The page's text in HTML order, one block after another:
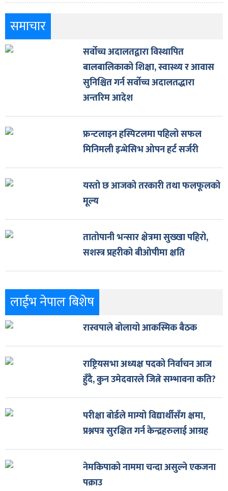
समाचार
सर्वोच्च अदालतद्वारा विस्थापित
बालबालिकाको शिक्षा, स्वास्थ्य र आवास
सुनिश्चित गर्न सर्वोच्च अदालतद्धारा
अन्तरिम आदेश
फ्रन्टलाइन हस्पिटलमा पहिलो सफल
मिनिमली इन्भेसिभ ओपन हर्ट सर्जरी
यस्तो छ आजको तरकारी तथा फलफूलको
मूल्य
तातोपानी भन्सार क्षेत्रमा सुख्खा पहिरो,
सशस्त्र प्रहरीको बीओपीमा क्षति
लाईभ नेपाल बिशेष
रास्वपाले बोलायो आकस्मिक बैठक
राष्ट्रियसभा अध्यक्ष पदको निर्वाचन आज
हुँदै, कुन उमेदवारले जित्ने सम्भावना कति?
परीक्षा बोर्डले माग्यो विद्यार्थीसँग क्षमा,
प्रश्नपत्र सुरक्षित गर्न केन्द्रहरुलाई आग्रह
नेमकिपाको नाममा चन्दा असुल्ने एकजना
पक्राउ